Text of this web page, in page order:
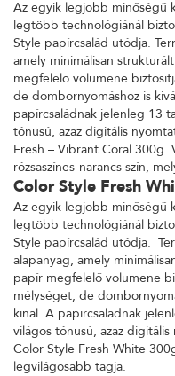
Az egyik legjobb minőségű
legtöbb technológiánál
Style papírcsalád utódja.
amely minimálisan
megfelelő volumene
de dombornyomáshoz is
papírcsaládnak jelenleg 13
tónusú, azaz digitális
Fresh – Vibrant Coral 300g.
rózsaszínes-narancs szín,
Color Style Fresh
Az egyik legjobb minőségű
legtöbb technológiánál
Style papírcsalád utódja.
alapanyag, amely
papír megfelelő volumene
mélységet, de
kínál. A papírcsaládnak
világos tónusú, azaz digitális
Color Style Fresh White
legvilágosabb tagja.